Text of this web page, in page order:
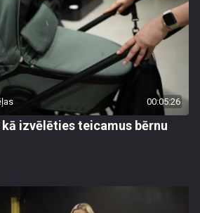
00:05:26
izvēlēties teicamus bērnu